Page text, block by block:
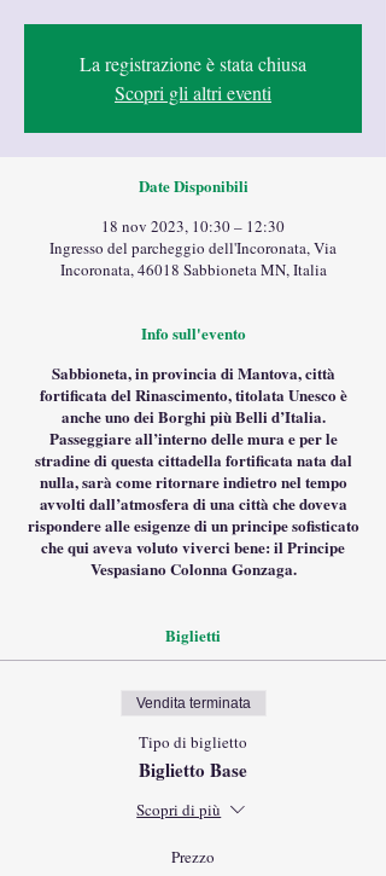
La registrazione è stata chiusa
Scopri gli altri eventi
Date Disponibili
18 nov 2023, 10:30 – 12:30
Ingresso del parcheggio dell'Incoronata, Via
Incoronata, 46018 Sabbioneta MN, Italia
Info sull'evento
Sabbioneta, in provincia di Mantova, città
fortificata del Rinascimento, titolata Unesco è
anche uno dei Borghi più Belli d’Italia.
Passeggiare all’interno delle mura e per le
stradine di questa cittadella fortificata nata dal
nulla, sarà come ritornare indietro nel tempo
avvolti dall’atmosfera di una città che doveva
rispondere alle esigenze di un principe sofisticato
che qui aveva voluto viverci bene: il Principe
Vespasiano Colonna Gonzaga.
Galleria degli Antichi (interno), Palazzo
Giardino (interno), Palazzo Ducale (interno),
(interno)
A questo biglietto per la visita guidata è da
aggiungere il biglietto per l'entrata a Sabbioneta
partecipanti)
Gratuito per ragazzi fino ai 13 anni
Biglietti
Vendita terminata
Tipo di biglietto
Biglietto Base
Scopri di più
Prezzo